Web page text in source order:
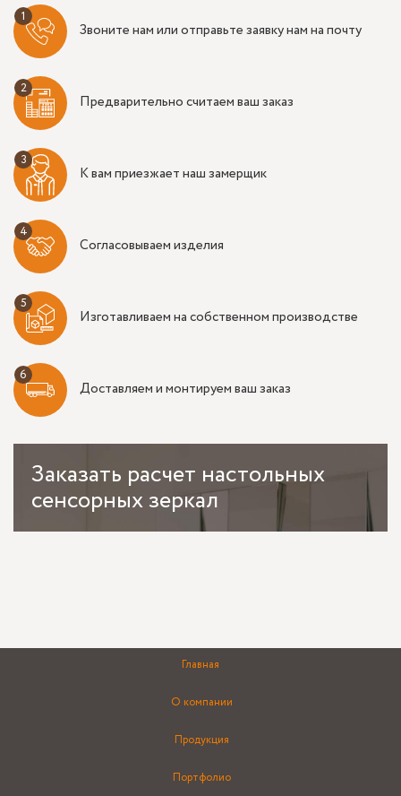
Звоните нам или отправьте заявку нам на почту
Предварительно считаем ваш заказ
К вам приезжает наш замерщик
Согласовываем изделия
Изготавливаем на собственном производстве
Доставляем и монтируем ваш заказ
Заказать расчет настольных
сенсорных зеркал
Главная
О компании
Продукция
Портфолио